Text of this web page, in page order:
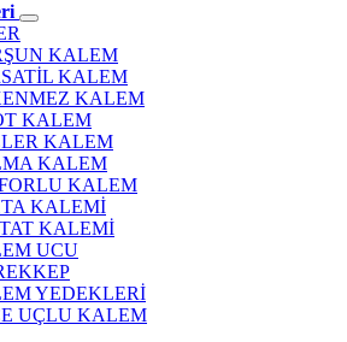
KALEM
KALEM
KALEM
KALEM
KALEM
KALEM
KALEM
KALEMİ
KALEMİ
UCU
YEDEKLERİ
UÇLU KALEM